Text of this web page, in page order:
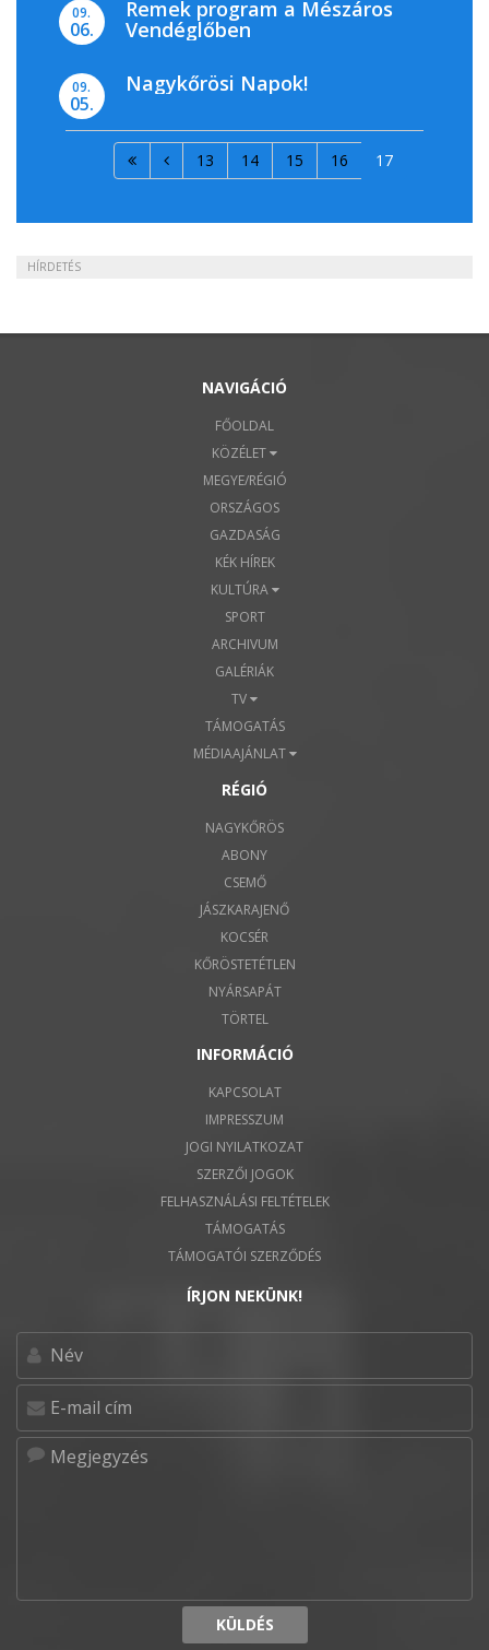
09.
06.
Remek program a Mészáros
Vendéglőben
09.
05.
Nagykőrösi Napok!
13 14 15 16 17
HÍRDETÉS
NAVIGÁCIÓ
FŐOLDAL
KÖZÉLET
MEGYE/RÉGIÓ
ORSZÁGOS
GAZDASÁG
KÉK HÍREK
KULTÚRA
SPORT
ARCHIVUM
GALÉRIÁK
TV
TÁMOGATÁS
MÉDIAAJÁNLAT
RÉGIÓ
NAGYKŐRÖS
ABONY
CSEMŐ
JÁSZKARAJENŐ
KOCSÉR
KŐRÖSTETÉTLEN
NYÁRSAPÁT
TÖRTEL
INFORMÁCIÓ
KAPCSOLAT
IMPRESSZUM
JOGI NYILATKOZAT
SZERZŐI JOGOK
FELHASZNÁLÁSI FELTÉTELEK
TÁMOGATÁS
TÁMOGATÓI SZERZŐDÉS
ÍRJON NEKÜNK!
KÜLDÉS